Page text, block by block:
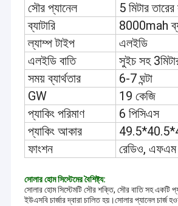
সৌর প্যানেল
5 মিটার
ব্যাটারি
8000mah
ল্যাম্প টাইপ
এলইডি
এলইডি বাতি
সুইচ সহ
সময় ব্যার্থতার
6-7 ঘন্টা
GW
19 কেজি
প্যাকিং পরিমাণ
6 পিসিএস
প্যাকিং আকার
ফাংশন
রেডিও, এফএম
সোলার হোম সিস্টেমের বৈশিষ্ট্য:
সোলার হোম সিস্টেমটি সৌর শক্তি, সৌর বাতি সহ একটি
ইউএসবি চার্জার দ্বারা চালিত হয়।সোলার প্যানেল চার্জ